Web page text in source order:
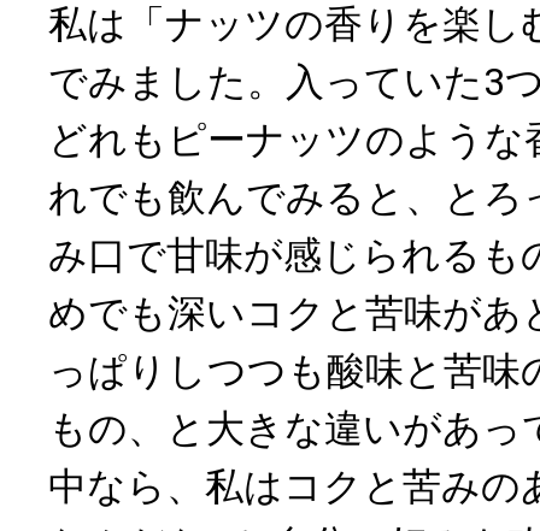
私は「ナッツの香りを楽し
でみました。入っていた3
どれもピーナッツのよう
れでも飲んでみると、とろ
み口で甘味が感じられるも
めでも深いコクと苦味があ
っぱりしつつも酸味と苦味
もの、と大きな違いがあ
中なら、私はコクと苦みの